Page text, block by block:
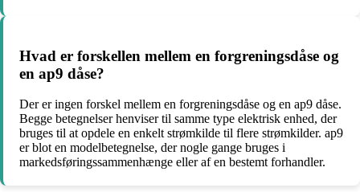
Hvad er forskellen mellem en forgreningsdåse og
en ap9 dåse?
Der er ingen forskel mellem en forgreningsdåse og en ap9 dåse.
Begge betegnelser henviser til samme type elektrisk enhed, der
bruges til at opdele en enkelt strømkilde til flere strømkilder. ap9
er blot en modelbetegnelse, der nogle gange bruges i
markedsføringssammenhænge eller af en bestemt forhandler.